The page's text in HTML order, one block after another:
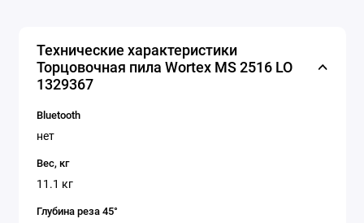
Технические характеристики
Торцовочная пила Wortex MS 2516 LO
1329367
Bluetooth
нет
Вес, кг
11.1 кг
Глубина реза 45°